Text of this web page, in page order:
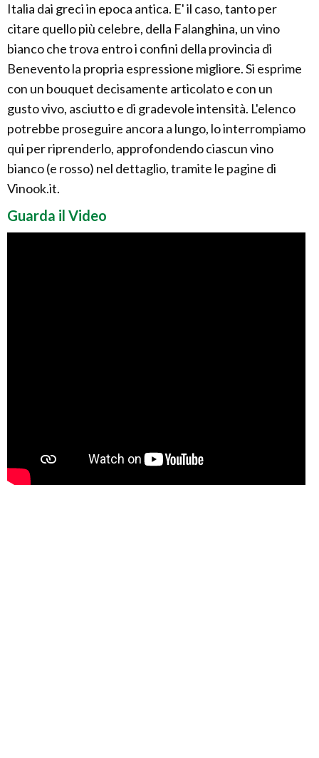
Italia dai greci in epoca antica. E' il caso, tanto per
citare quello più celebre, della Falanghina, un vino
bianco che trova entro i confini della provincia di
Benevento la propria espressione migliore. Si esprime
con un bouquet decisamente articolato e con un
gusto vivo, asciutto e di gradevole intensità. L'elenco
potrebbe proseguire ancora a lungo, lo interrompiamo
qui per riprenderlo, approfondendo ciascun vino
bianco (e rosso) nel dettaglio, tramite le pagine di
Vinook.it.
Guarda il Video